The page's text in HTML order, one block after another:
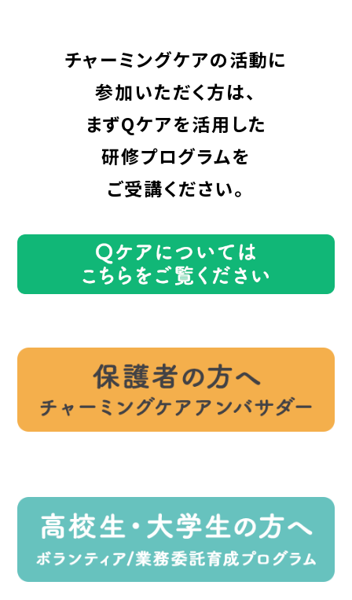
チャーミングケアの活動に
参加いただく方は、
まずQケアを活用した
研修プログラムを
ご受講ください。